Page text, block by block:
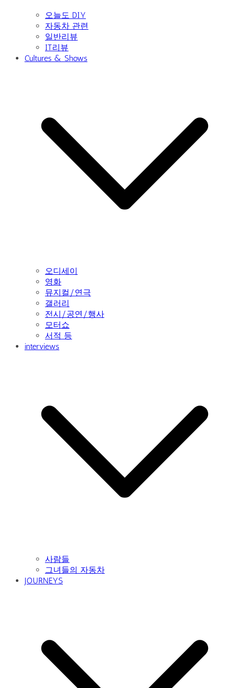
오늘도 DIY
자동차 관련
일반리뷰
IT리뷰
Cultures & Shows
오디세이
영화
뮤지컬/연극
갤러리
전시/공연/행사
모터쇼
서적 등
interviews
사람들
그녀들의 자동차
JOURNEYS